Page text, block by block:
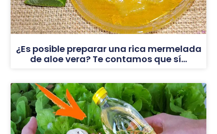
¿Es posible preparar una rica mermelada
de aloe vera? Te contamos que sí…